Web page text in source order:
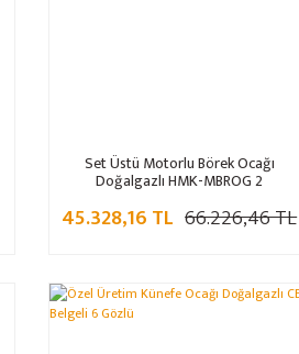
Set Üstü Motorlu Börek Ocağı
Doğalgazlı HMK-MBROG 2
45.328,16 TL 66.226,46 TL